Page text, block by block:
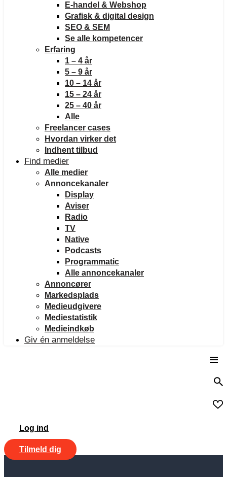
E-handel & Webshop
Grafisk & digital design
SEO & SEM
Se alle kompetencer
Erfaring
1 – 4 år
5 – 9 år
10 – 14 år
15 – 24 år
25 – 40 år
Alle
Freelancer cases
Hvordan virker det
Indhent tilbud
Find medier
Alle medier
Annoncekanaler
Display
Aviser
Radio
TV
Native
Podcasts
Programmatic
Alle annoncekanaler
Annoncører
Markedsplads
Medieudgivere
Mediestatistik
Medieindkøb
Giv én anmeldelse
Log ind
Tilmeld dig